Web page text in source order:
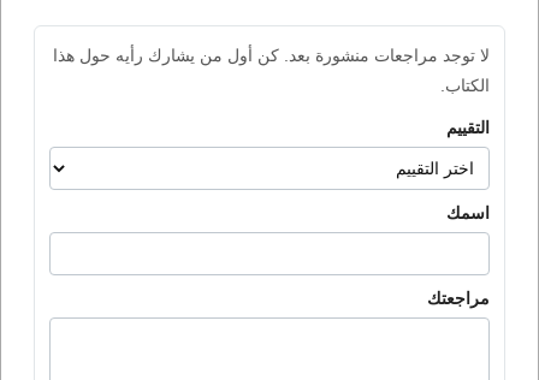
لا توجد مراجعات منشورة بعد. كن أول من يشارك رأيه حول هذا
الكتاب.
التقييم
اسمك
مراجعتك